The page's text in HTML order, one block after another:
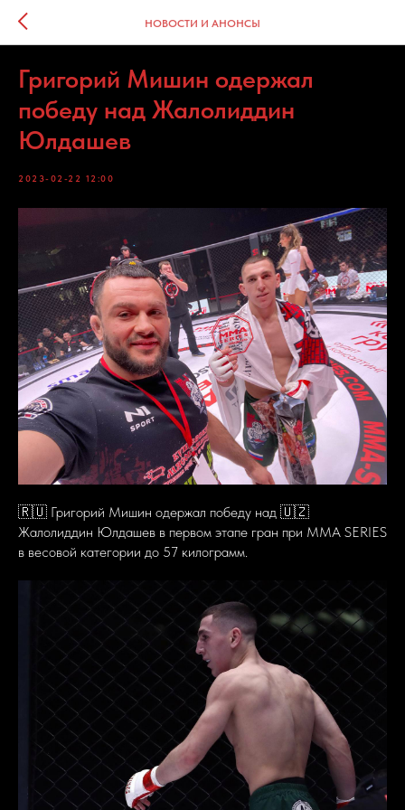
НОВОСТИ И АНОНСЫ
Григорий Мишин одержал
победу над Жалолиддин
Юлдашев
2023-02-22 12:00
🇷🇺 Григорий Мишин одержал победу над 🇺🇿
Жалолиддин Юлдашев в первом этапе гран при MMA SERIES
в весовой категории до 57 килограмм.